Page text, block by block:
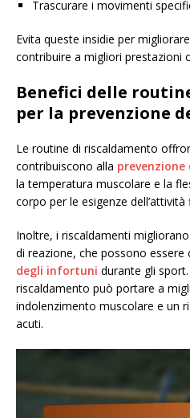
Trascurare i movimenti
Evita queste insidie per
contribuire a migliori prestazioni
Benefici delle
per la prevenzione
Le routine di riscaldamento
contribuiscono alla
la temperatura muscolare e la
corpo per le esigenze dell’attività
Inoltre, i riscaldamenti
di reazione, che possono essere
degli infortuni durante gli
riscaldamento può portare a
indolenzimento muscolare e un
acuti.